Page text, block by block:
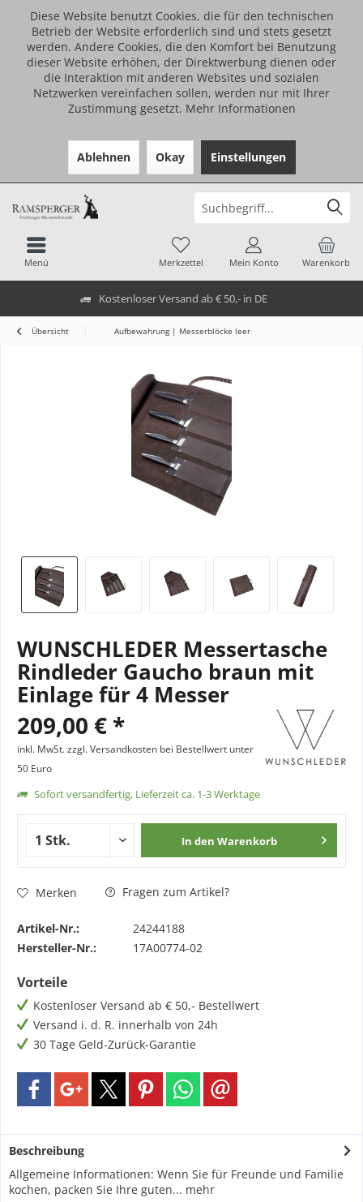
Diese Website benutzt Cookies, die für den technischen
Betrieb der Website erforderlich sind und stets gesetzt
werden. Andere Cookies, die den Komfort bei Benutzung
dieser Website erhöhen, der Direktwerbung dienen oder
die Interaktion mit anderen Websites und sozialen
Netzwerken vereinfachen sollen, werden nur mit Ihrer
Zustimmung gesetzt. Mehr Informationen
Ablehnen Okay Einstellungen
Kostenloser Versand ab € 50,- in DE
Warenkorb
Merkzettel Mein Konto
Menü
Übersicht Aufbewahrung | Messerblöcke leer
WUNSCHLEDER Messertasche
Rindleder Gaucho braun mit
Einlage für 4 Messer
209,00 € *
inkl. MwSt.zzgl. Versandkosten bei Bestellwert unter
50 Euro
Sofort versandfertig, Lieferzeit ca. 1-3 Werktage
In den Warenkorb
Merken Fragen zum Artikel?
Artikel-Nr.:
24244188
Hersteller-Nr.:
17A00774-02
Vorteile
Kostenloser Versand ab € 50,- Bestellwert
Versand i. d. R. innerhalb von 24h
30 Tage Geld-Zurück-Garantie
Beschreibung
Allgemeine Informationen: Wenn Sie für Freunde und Familie
kochen, packen Sie Ihre guten... mehr